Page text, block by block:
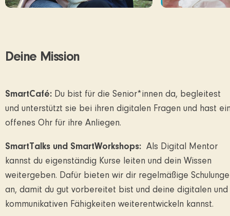
Deine Mission
SmartCafé: Du bist für die Senior*innen da, begleitest
und unterstützt sie bei ihren digitalen Fragen und hast
offenes Ohr für ihre Anliegen.
SmartTalks und SmartWorkshops: Als Digital Mentor
kannst du eigenständig Kurse leiten und dein Wissen
weitergeben. Dafür bieten wir dir regelmäßige
an, damit du gut vorbereitet bist und deine digitalen und
kommunikativen Fähigkeiten weiterentwickeln kannst.